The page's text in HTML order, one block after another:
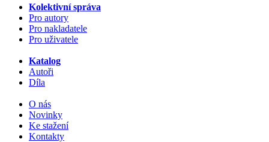
Kolektivní správa
Pro autory
Pro nakladatele
Pro uživatele
Katalog
Autoři
Díla
O nás
Novinky
Ke stažení
Kontakty